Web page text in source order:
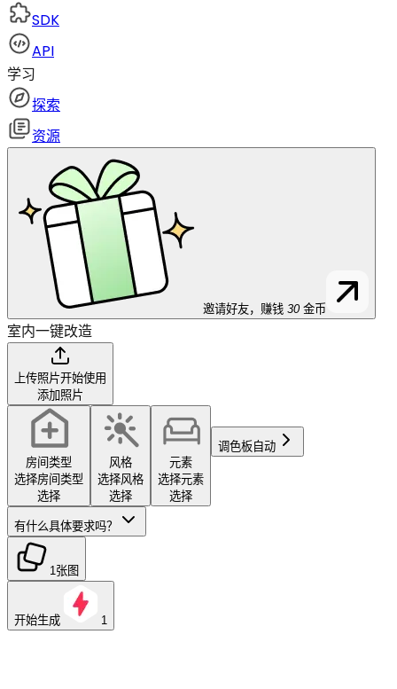
SDK
API
学习
探索
资源
邀请好友，赚钱 30 金币
室内一键改造
上传照片开始使用
添加照片
房间类型
选择房间类型
选择
风格
选择风格
选择
元素
选择元素
选择
调色板 自动
有什么具体要求吗？
1张图
开始生成 1